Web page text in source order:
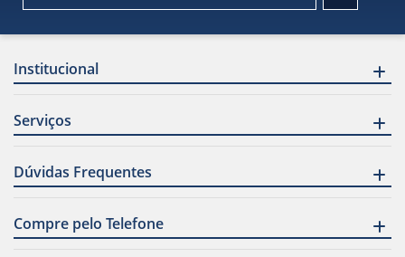
Institucional
Serviços
Dúvidas Frequentes
Compre pelo Telefone